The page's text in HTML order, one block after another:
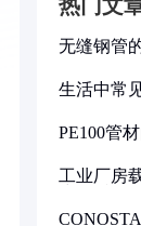
热门文
无缝钢管
生活中常
PE100管
工业厂房